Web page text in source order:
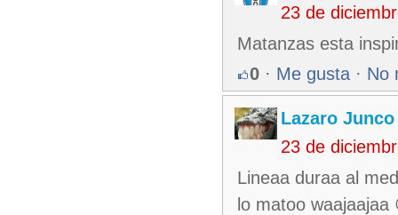
23 de
Matanzas esta
0 · Me gusta · No
Lazaro
23 de
Lineaa duraa al
lo matoo waajaajaa